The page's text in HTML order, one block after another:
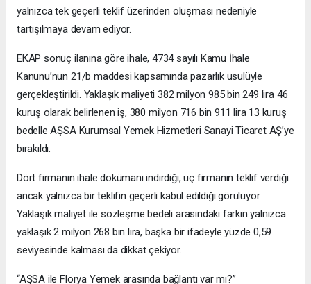
yalnızca tek geçerli teklif üzerinden oluşması nedeniyle
tartışılmaya devam ediyor.
EKAP sonuç ilanına göre ihale, 4734 sayılı Kamu İhale
Kanunu’nun 21/b maddesi kapsamında pazarlık usulüyle
gerçekleştirildi. Yaklaşık maliyeti 382 milyon 985 bin 249 lira 46
kuruş olarak belirlenen iş, 380 milyon 716 bin 911 lira 13 kuruş
bedelle AŞSA Kurumsal Yemek Hizmetleri Sanayi Ticaret AŞ’ye
bırakıldı.
Dört firmanın ihale dokümanı indirdiği, üç firmanın teklif verdiği
ancak yalnızca bir teklifin geçerli kabul edildiği görülüyor.
Yaklaşık maliyet ile sözleşme bedeli arasındaki farkın yalnızca
yaklaşık 2 milyon 268 bin lira, başka bir ifadeyle yüzde 0,59
seviyesinde kalması da dikkat çekiyor.
“AŞSA ile Florya Yemek arasında bağlantı var mı?”